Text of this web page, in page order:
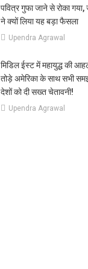
पवित्र गुफा जाने से रोका
ने क्यों लिया यह बड़ा फैसला
Upendra Agrawal
मिडिल ईस्ट में महायुद्ध की
तोड़े अमेरिका के साथ सभी
देशों को दी सख्त चेतावनी!
Upendra Agrawal